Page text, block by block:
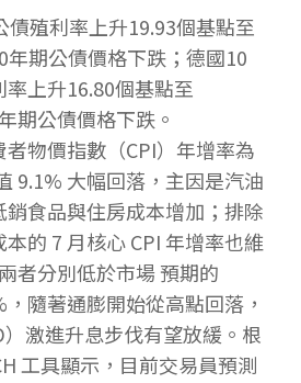
債殖利率上升19.93個基點至
年期公債價格下跌；德國10
上升16.80個基點至
期公債價格下跌。
者物價指數（CPI）年增率為
9.1% 大幅回落，主因是汽油
食品與住房成本增加；排除
的 7 月核心 CPI 年增率也維
者分別低於市場 預期的
隨著通膨開始從高點回落，
激進升息步伐有望放緩。根
工具顯示，目前交易員預測